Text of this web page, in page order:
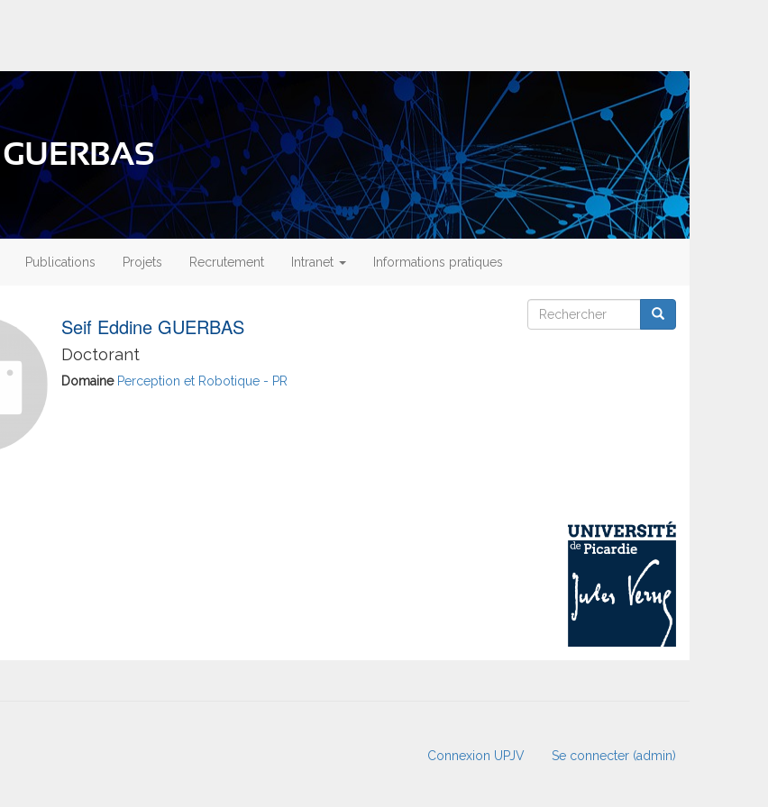
Publications Projets Recrutement Intranet Informations pratiques
Seif Eddine GUERBAS
Doctorant
Domaine Perception et Robotique - PR
Rechercher
Rechercher Rechercher
Connexion UPJV Se connecter (admin)